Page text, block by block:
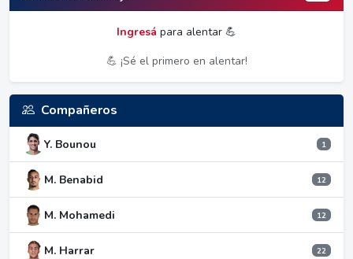
Ingresá para alentar 💪
💪 ¡Sé el primero en alentar!
Compañeros
Y. Bounou 1
M. Benabid 12
M. Mohamedi 12
M. Harrar 22